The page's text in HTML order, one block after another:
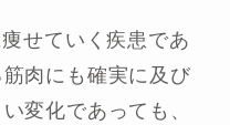
せていく疾患であ
肉にも確実に及び
変化であっても、